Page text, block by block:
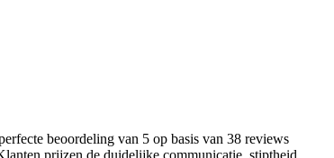
beoordeling van 5 op basis van 38 reviews
prijzen de duidelijke communicatie, stiptheid,